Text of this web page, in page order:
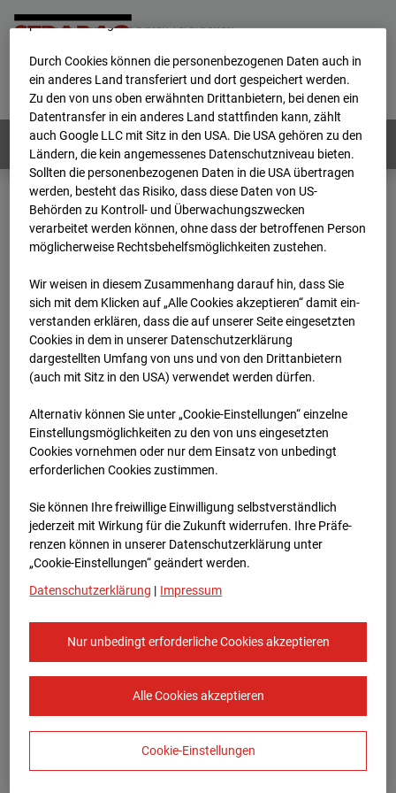
Home E-Mail Impressum
Login
Deutsch / English
Webcams: Alle Länder
Home
Deutschland
BC-120 - BV W2 Campus BT 1-3
Archiv
2026
16:35
BC-120 - BV W2
Campus BT 1-3
Stuttgart
Zur Übersicht
Europe/Berlin
personenbezogene Daten verarbeitet.
Durch Cookies können die personenbezogenen Daten auch in
ein anderes Land transferiert und dort gespeichert werden.
Zu den von uns oben erwähnten Drittanbietern, bei denen ein
Datentransfer in ein anderes Land stattfinden kann, zählt
auch Google LLC mit Sitz in den USA. Die USA gehören zu den
Ländern, die kein angemessenes Datenschutzniveau bieten.
Sollten die personenbezogenen Daten in die USA übertragen
werden, besteht das Risiko, dass diese Daten von US-
Behörden zu Kontroll- und Überwachungszwecken
verarbeitet werden können, ohne dass der betroffenen Person
möglicherweise Rechtsbehelfsmöglichkeiten zustehen.
Wir weisen in diesem Zusammenhang darauf hin, dass Sie
sich mit dem Klicken auf „Alle Cookies akzeptieren“ damit ein­
ver­standen erklären, dass die auf unserer Seite eingesetzten
Cookies in dem in unserer Datenschutzerklärung
dargestellten Umfang von uns und von den Drittanbietern
(auch mit Sitz in den USA) verwendet werden dürfen.
Alternativ können Sie unter „Cookie-Einstellungen“ einzelne
Einstellungsmöglichkeiten zu den von uns eingesetzten
Cookies vornehmen oder nur dem Einsatz von unbedingt
erforderlichen Cookies zustimmen.
Sie können Ihre freiwillige Einwilligung selbstverständlich
jederzeit mit Wirkung für die Zukunft widerrufen. Ihre Prä­fe­
renzen können in unserer Datenschutzerklärung unter
„Cookie-Einstellungen“ geändert werden.
Datenschutzerklärung | Impressum
Nur unbedingt erforderliche Cookies akzeptieren
Alle Cookies akzeptieren
Cookie-Einstellungen